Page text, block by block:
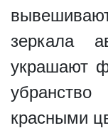
зеркала
украшают
красными